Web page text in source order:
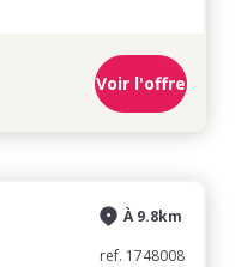
Voir l'offre
À 9.8km
ref. 1748008